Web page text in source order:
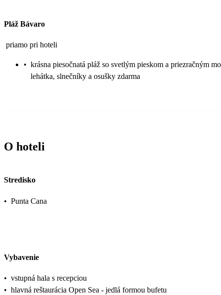
Pláž Bávaro
priamo pri hoteli
• krásna piesočnatá pláž so svetlým pieskom a priezračným
lehátka, slnečníky a osušky zdarma
O hoteli
Stredisko
• Punta Cana
Vybavenie
• vstupná hala s recepciou
• hlavná reštaurácia Open Sea - jedlá formou bufetu